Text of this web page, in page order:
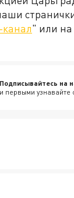
" или на
Подписывайтесь на
и первыми узнавайте